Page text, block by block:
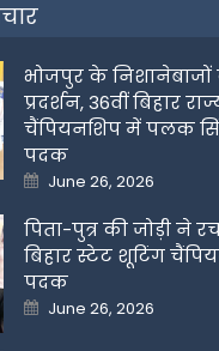
भोजपुर के निशानेबाजों
प्रदर्शन, 36वीं बिहार
चैंपियनशिप में पलक
पदक
Posted
on
June 26, 2026
पिता-पुत्र की जोड़ी ने
बिहार स्टेट शूटिंग
पदक
Posted
on
June 26, 2026